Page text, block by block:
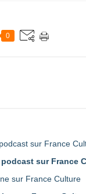
0
sur France